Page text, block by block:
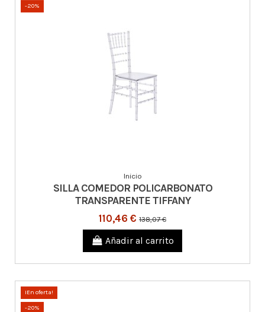
-20%
Inicio
SILLA COMEDOR POLICARBONATO
TRANSPARENTE TIFFANY
110,46 € 138,07 €
Añadir al carrito
¡En oferta!
-20%